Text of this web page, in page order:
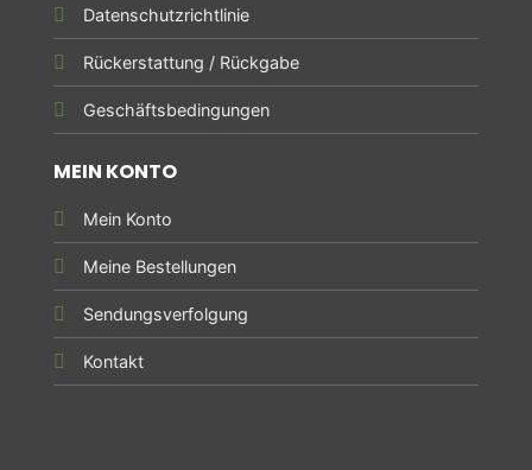
Datenschutzrichtlinie
Rückerstattung / Rückgabe
Geschäftsbedingungen
MEIN KONTO
Mein Konto
Meine Bestellungen
Sendungsverfolgung
Kontakt